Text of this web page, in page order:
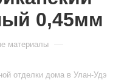
0,45мм
материалы —
отделки дома в Улан-Удэ